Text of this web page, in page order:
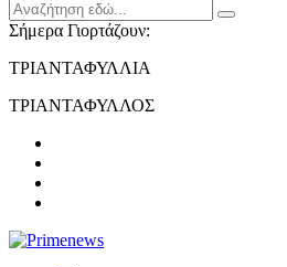
Σήμερα Γιορτάζουν:
ΤΡΙΑΝΤΑΦΥΛΛΙΑ
ΤΡΙΑΝΤΑΦΥΛΛΟΣ